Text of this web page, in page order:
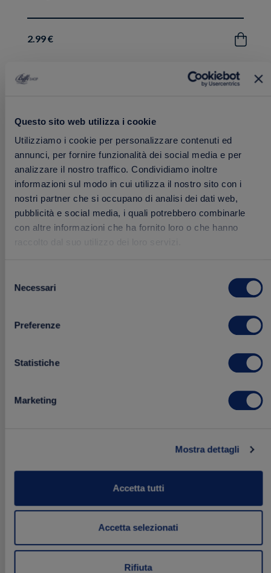
Questo sito web utilizza i cookie
Utilizziamo i cookie per personalizzare contenuti ed
annunci, per fornire funzionalità dei social media e per
analizzare il nostro traffico. Condividiamo inoltre
informazioni sul modo in cui utilizza il nostro sito con i
nostri partner che si occupano di analisi dei dati web,
pubblicità e social media, i quali potrebbero combinarle
con altre informazioni che ha fornito loro o che hanno
delNecessari
Preferenze
Statistiche
Marketing
Mostra dettagli
Accetta tutti
Accetta selezionati
Rifiuta
2.99 € Acquista
Insalata Capricciosa Fresca
Aggiungi